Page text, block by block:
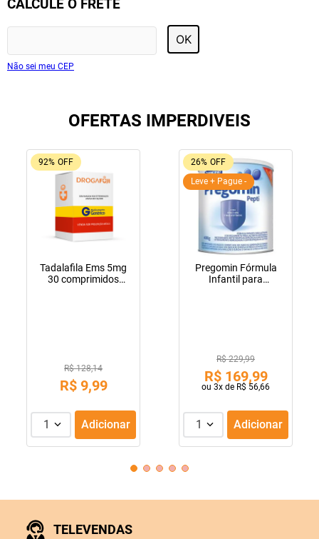
CALCULE O FRETE
OK
Não sei meu CEP
OFERTAS IMPERDIVEIS
92% OFF
Tadalafila Ems 5mg
30 comprimidos
R$ 128,14
R$ 9,99
1 Adicionar
26% OFF
Leve + Pague -
Pregomin Fórmula
Infantil para
R$ 229,99
R$ 169,99
ou 3x de R$ 56,66
1 Adicionar
TELEVENDAS